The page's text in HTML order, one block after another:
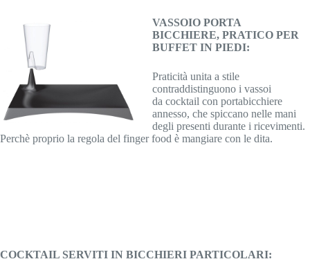
VASSOIO PORTA
BICCHIERE, PRATICO PER
BUFFET IN PIEDI:
Praticità unita a stile
contraddistinguono i vassoi
da cocktail con portabicchiere
annesso, che spiccano nelle mani
degli presenti durante i ricevimenti.
Perchè proprio la regola del finger food è mangiare con le dita.
COCKTAIL SERVITI IN BICCHIERI PARTICOLARI: